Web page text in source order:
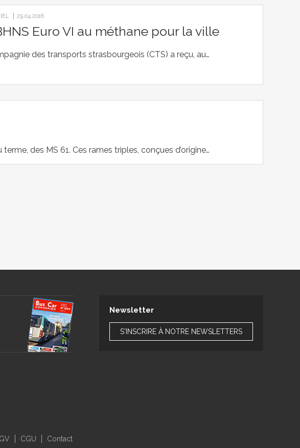
29.04.2016
Euro VI au méthane pour la ville
des transports strasbourgeois (CTS) a reçu, au…
des MS 61. Ces rames triples, conçues d’origine…
Newsletter
S'INSCRIRE À NOTRE NEWSLETTERS
CGU Contact